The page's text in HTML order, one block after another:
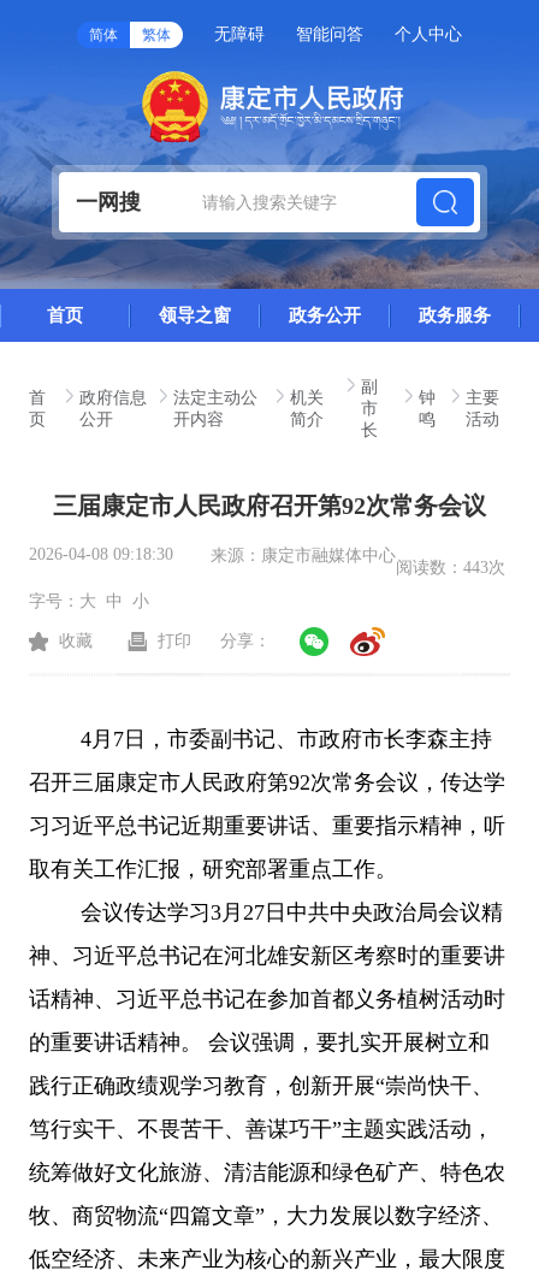
简体 繁体 无障碍 智能问答 个人中心
一网搜
首页 领导之窗 政务公开 政务服务
首
页
政府信息
公开
法定主动公
开内容
机关
简介
副
市
长
钟
鸣
主要
活动
三届康定市人民政府召开第92次常务会议
2026-04-08 09:18:30 来源： 康定市融媒体中心
阅读数： 443次
字号： 大 中 小
收藏 打印 分享：
4月7日，市委副书记、市政府市长李森主持
召开三届康定市人民政府第92次常务会议，传达学
习习近平总书记近期重要讲话、重要指示精神，听
取有关工作汇报，研究部署重点工作。
会议传达学习3月27日中共中央政治局会议精
神、习近平总书记在河北雄安新区考察时的重要讲
话精神、习近平总书记在参加首都义务植树活动时
的重要讲话精神。 会议强调，要扎实开展树立和
践行正确政绩观学习教育，创新开展“崇尚快干、
笃行实干、不畏苦干、善谋巧干”主题实践活动，
统筹做好文化旅游、清洁能源和绿色矿产、特色农
牧、商贸物流“四篇文章”，大力发展以数字经济、
低空经济、未来产业为核心的新兴产业，最大限度